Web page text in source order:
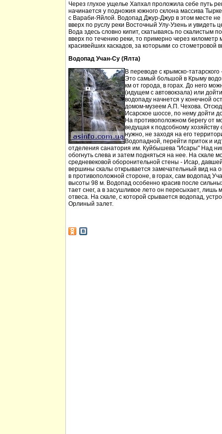
Через глухое ущелье Хапхал проложила себе путь
начинается у подножия южного склона массива
с Вараби-Яйлой. Водопад Джур-Джур в этом месте
вверх по руслу реки Восточный Улу-Узень и увидеть
Вода здесь словно кипит, скатываясь по скалистым
вверх по течению реки, то примерно через километр
красивейших каскадов, за которыми со стометровой
Водопад Учан-Су (Ялта)
В переводе с крымско-
Это самый большой в Крыму
км от города, в горах. До него
(идущем с автовокзала) или
водопаду начнется у конечной
домом-музеем А.П. Чехова.
Исарское шоссе, по нему дойти
На противоположном берегу от
ведущая к подсобному
нужно, не заходя на его
Водопадной, перейти приток и
отделения санатория им. Куйбышева "Исары" Над
обогнуть слева и затем подняться на нее. На скале
средневековой оборонительной стены - Исар,
вершины скалы открывается замечательный вид на
в противоположной стороне, в горах, сам водопад
высоты 98 м. Водопад особенно красив после
тает снег, а в засушливое лето он пересыхает, лишь
отвеса. На скале, с которой срывается водопад,
Орлиный залет.